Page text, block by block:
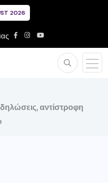
2026
αντίστροφη